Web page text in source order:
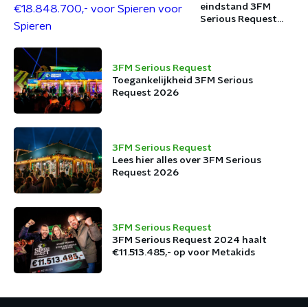
eindstand 3FM
Serious Request
Spieren
3FM Serious Request
Toegankelijkheid 3FM Serious
Request 2026
3FM Serious Request
Lees hier alles over 3FM Serious
Request 2026
3FM Serious Request
3FM Serious Request 2024 haalt
€11.513.485,- op voor Metakids